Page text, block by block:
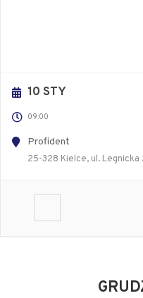
10 STY
09:00
Profident
25-328 Kielce, ul. Legnicka